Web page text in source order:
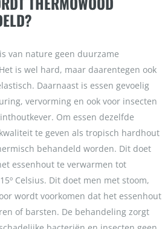
van nature geen duurzame
is wel hard, maar daarentegen ook
Daarnaast is essen gevoelig
vervorming en ook voor insecten
Om essen dezelfde
te geven als tropisch hardhout
behandeld worden. Dit doet
essenhout te verwarmen tot
Celsius. Dit doet men met stoom,
wordt voorkomen dat het essenhout
of barsten. De behandeling zorgt